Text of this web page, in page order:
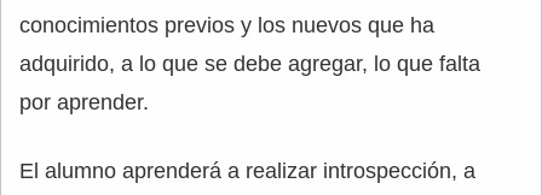
conocimientos previos y los nuevos que ha
adquirido, a lo que se debe agregar, lo que falta
por aprender.
El alumno aprenderá a realizar introspección, a